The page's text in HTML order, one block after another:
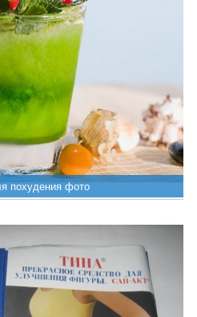
похудения фото